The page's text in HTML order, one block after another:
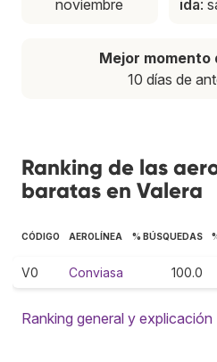
noviembre
ida:
Mejor momento
10 días de
Ranking de las
baratas en Valera
CÓDIGO AEROLÍNEA % BÚSQUEDAS
V0 Conviasa 100.0
Ranking general y explicación